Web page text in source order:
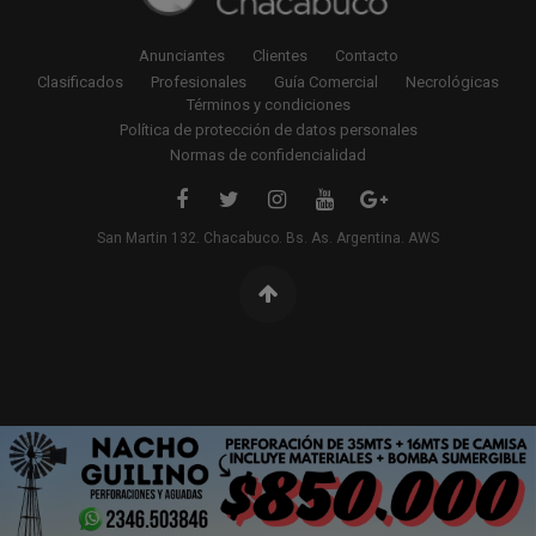
Anunciantes Clientes
Contacto
Clasificados
Profesionales Guía Comercial
Necrológicas
Términos y condiciones
Política de protección de datos personales
Normas de confidencialidad
San Martin 132. Chacabuco. Bs. As. Argentina. AWS
Pagina no encontrada